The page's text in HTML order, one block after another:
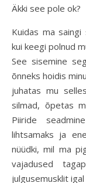
Äkki see pole ok?
Kuidas ma
kui keegi polnud
See sisemine
õnneks hoidis
juhatas mu
silmad, õpetas
Piiride
lihtsamaks ja
nüüdki, mil ma
vajadused
julgusemusklit